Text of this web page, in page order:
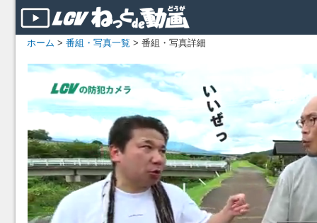
ホーム > 番組・写真一覧 > 番組・写真詳細